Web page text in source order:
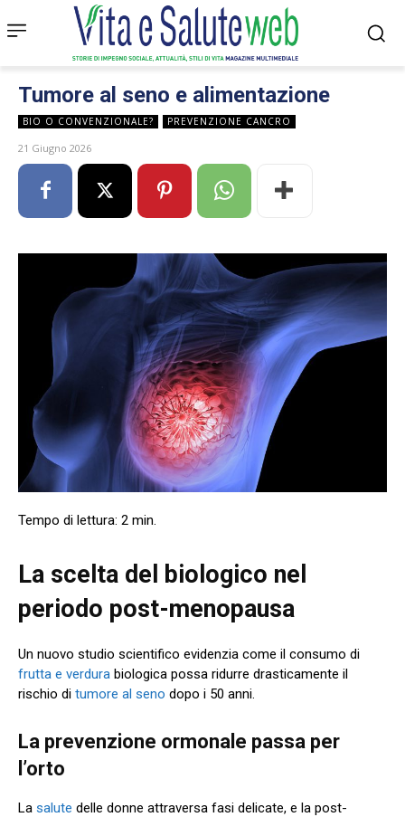
Tumore al seno e alimentazione
BIO O CONVENZIONALE? PREVENZIONE CANCRO
21 Giugno 2026
La scelta del biologico nel
periodo post-menopausa
Un nuovo studio scientifico evidenzia come il consumo di
frutta e verdura biologica possa ridurre drasticamente il
rischio di tumore al seno dopo i 50 anni.
La prevenzione ormonale passa per
l’orto
La salute delle donne attraversa fasi delicate, e la post-